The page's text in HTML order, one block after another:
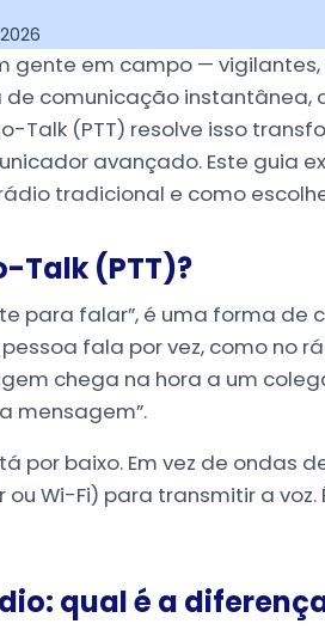
gente em campo —
comunicação instantânea,
Talk (PTT) resolve isso
avançado. Este guia
tradicional e como
Talk (PTT)?
para falar”, é uma forma de
fala por vez, como no
chega na hora a um
mensagem”.
por baixo. Em vez de ondas
Wi-Fi) para transmitir a voz.
qual é a